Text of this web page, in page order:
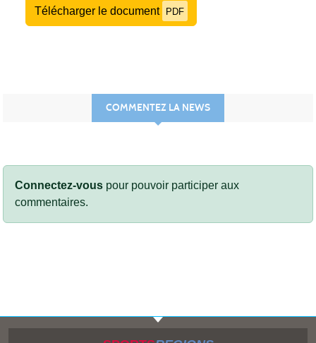
Télécharger le document PDF
COMMENTEZ LA NEWS
Connectez-vous pour pouvoir participer aux
commentaires.